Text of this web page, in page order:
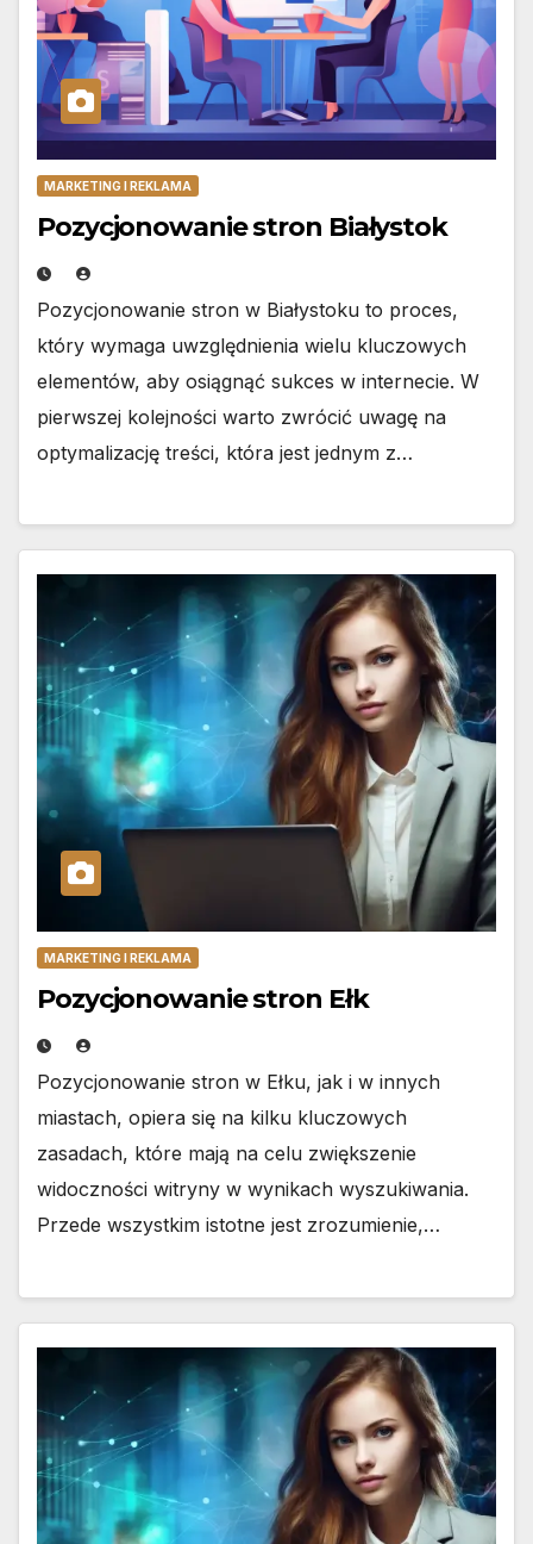
MARKETING I REKLAMA
Pozycjonowanie stron Białystok
Pozycjonowanie stron w Białystoku to proces,
który wymaga uwzględnienia wielu kluczowych
elementów, aby osiągnąć sukces w internecie. W
pierwszej kolejności warto zwrócić uwagę na
optymalizację treści, która jest jednym z…
MARKETING I REKLAMA
Pozycjonowanie stron Ełk
Pozycjonowanie stron w Ełku, jak i w innych
miastach, opiera się na kilku kluczowych
zasadach, które mają na celu zwiększenie
widoczności witryny w wynikach wyszukiwania.
Przede wszystkim istotne jest zrozumienie,…